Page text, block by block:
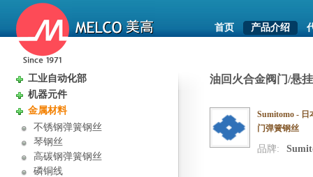
首页 产品介绍
工业自动化部
机器元件
金属材料
不锈钢弹簧钢丝
琴钢丝
高碳钢弹簧钢丝
磷铜线
油回火合金阀门/悬
Sumitomo - 日
门弹簧钢丝
品牌: